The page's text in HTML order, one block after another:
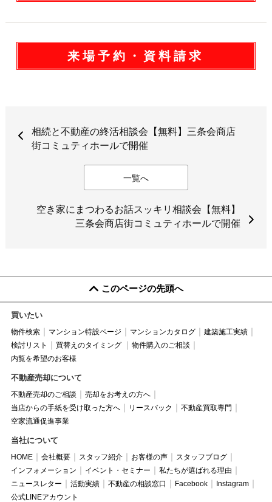
来場予約・資料請求
相続と不動産の終活相談会【無料】三条会商店
街コミュティホールで開催
一覧へ
空き家にまつわるお話スッキリ相談会【無料】
三条会商店街コミュティホールで開催
このページの先頭へ
買いたい
物件検索 マンション特設ページ マンションカタログ
建築施工実績
検討リスト
買替えのタイミング
物件購入のご相談
内覧を希望のお客様
不動産売却について
不動産売却のご相談
売却をお考えの方へ
当店からの手紙を受け取った方へ
リースバック
不動産買取専門
空家流通促進事業
当社について
HOME 会社概要 スタッフ紹介 お客様の声
スタッフブログ
インフォメーション
イベント・セミナー
私たちが選ばれる理由
ニュースレター
活動実績 不動産の相談窓口 Facebook
Instagram
公式LINEアカウント